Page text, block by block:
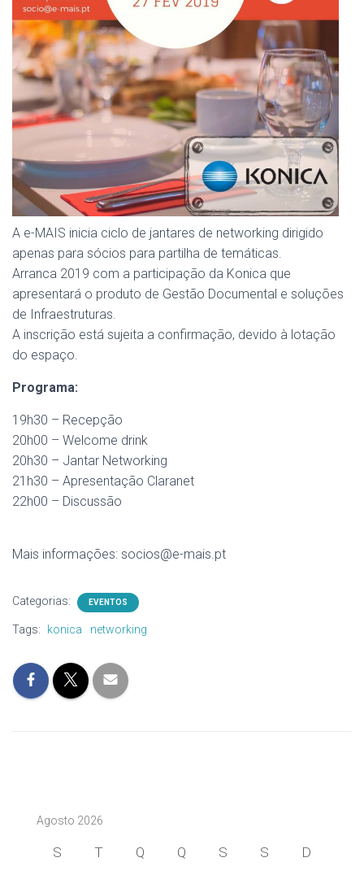
A e-MAIS inicia ciclo de jantares de networking dirigido
apenas para sócios para partilha de temáticas.
Arranca 2019 com a participação da Konica que
apresentará o produto de Gestão Documental e soluções
de Infraestruturas.
A inscrição está sujeita a confirmação, devido à lotação
do espaço.
Programa:
19h30 – Recepção
20h00 – Welcome drink
20h30 – Jantar Networking
21h30 – Apresentação Claranet
22h00 – Discussão
Mais informações: socios@e-mais.pt
Categorias: EVENTOS
Tags: konica networking
Agosto 2026
S T Q Q S S D